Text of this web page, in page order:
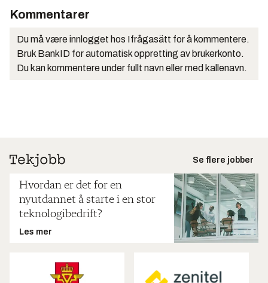
Kommentarer
Du må være innlogget hos Ifrågasätt for å kommentere.
Bruk BankID for automatisk oppretting av brukerkonto.
Du kan kommentere under fullt navn eller med kallenavn.
Se flere jobber
Hvordan er det for en
nyutdannet å starte i en stor
teknologibedrift?
Les mer